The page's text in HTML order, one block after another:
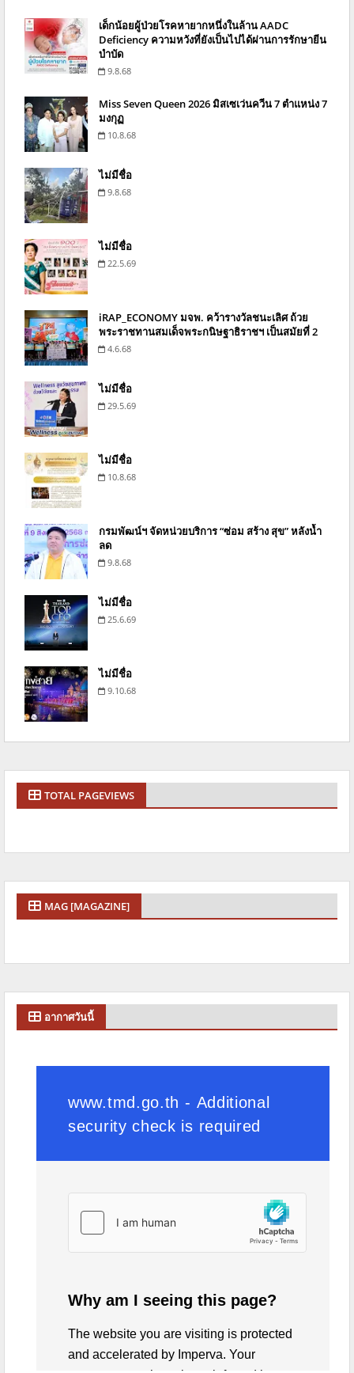
เด็กน้อยผู้ป่วยโรคหายากหนึ่งในล้าน AADC
Deficiency ความหวังที่ยังเป็นไปได้ผ่านการรักษายีน
บำบัด
9.8.68
Miss Seven Queen 2026 มิสเซเว่นควีน 7 ตำแหน่ง 7
มงกุฏ
10.8.68
ไม่มีชื่อ
9.8.68
ไม่มีชื่อ
22.5.69
iRAP_ECONOMY มจพ. คว้ารางวัลชนะเลิศ ถ้วย
พระราชทานสมเด็จพระกนิษฐาธิราชฯ เป็นสมัยที่ 2
4.6.68
ไม่มีชื่อ
29.5.69
ไม่มีชื่อ
10.8.68
กรมพัฒน์ฯ จัดหน่วยบริการ “ซ่อม สร้าง สุข” หลังน้ำ
ลด
9.8.68
ไม่มีชื่อ
25.6.69
ไม่มีชื่อ
9.10.68
TOTAL PAGEVIEWS
MAG [MAGAZINE]
อากาศวันนี้